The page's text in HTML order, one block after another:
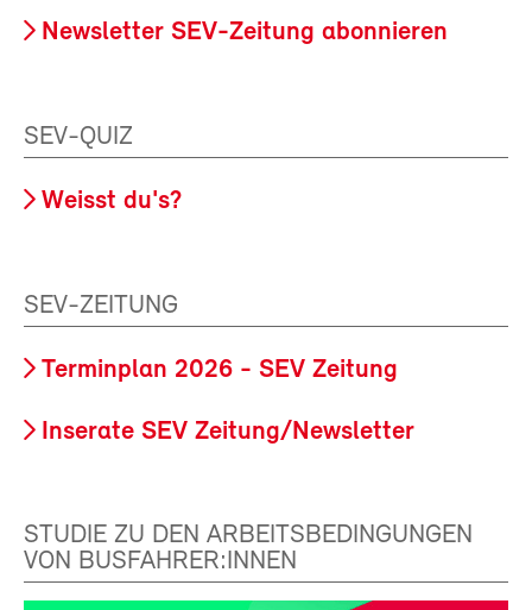
Newsletter SEV-Zeitung abonnieren
SEV-QUIZ
Weisst du's?
SEV-ZEITUNG
Terminplan 2026 - SEV Zeitung
Inserate SEV Zeitung/Newsletter
STUDIE ZU DEN ARBEITSBEDINGUNGEN
VON BUSFAHRER:INNEN